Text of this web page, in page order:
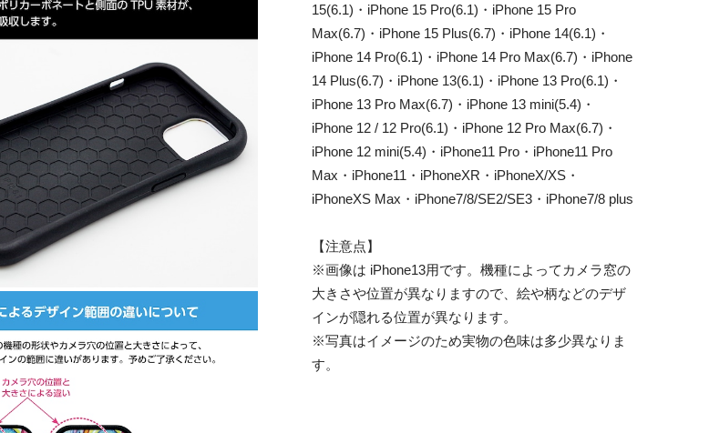
15(6.1)・iPhone 15 Pro(6.1)・iPhone 15 Pro
Max(6.7)・iPhone 15 Plus(6.7)・iPhone 14(6.1)・
iPhone 14 Pro(6.1)・iPhone 14 Pro Max(6.7)・iPhone
14 Plus(6.7)・iPhone 13(6.1)・iPhone 13 Pro(6.1)・
iPhone 13 Pro Max(6.7)・iPhone 13 mini(5.4)・
iPhone 12 / 12 Pro(6.1)・iPhone 12 Pro Max(6.7)・
iPhone 12 mini(5.4)・iPhone11 Pro・iPhone11 Pro
Max・iPhone11・iPhoneXR・iPhoneX/XS・
iPhoneXS Max・iPhone7/8/SE2/SE3・iPhone7/8 plus
【注意点】
※画像は iPhone13用です。機種によってカメラ窓の
大きさや位置が異なりますので、絵や柄などのデザ
インが隠れる位置が異なります。
※写真はイメージのため実物の色味は多少異なりま
す。